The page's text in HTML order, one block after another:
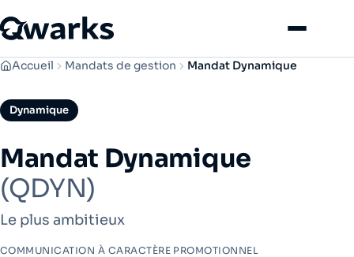
Menu
Accueil Mandats de gestion Mandat Dynamique
Dynamique
Mandat Dynamique
(QDYN)
Le plus ambitieux
COMMUNICATION À CARACTÈRE PROMOTIONNEL